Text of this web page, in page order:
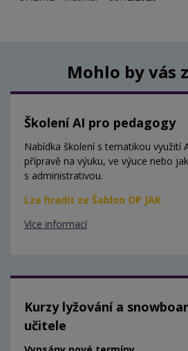
Mohlo by vás
Školení AI pro pedagogy
Nabídka školení s tematikou využití
přípravě na výuku, ve výuce nebo
s administrativou.
Lze hradit ze Šablon OP JAK
Více informací
Kurzy lyžování a
učitele